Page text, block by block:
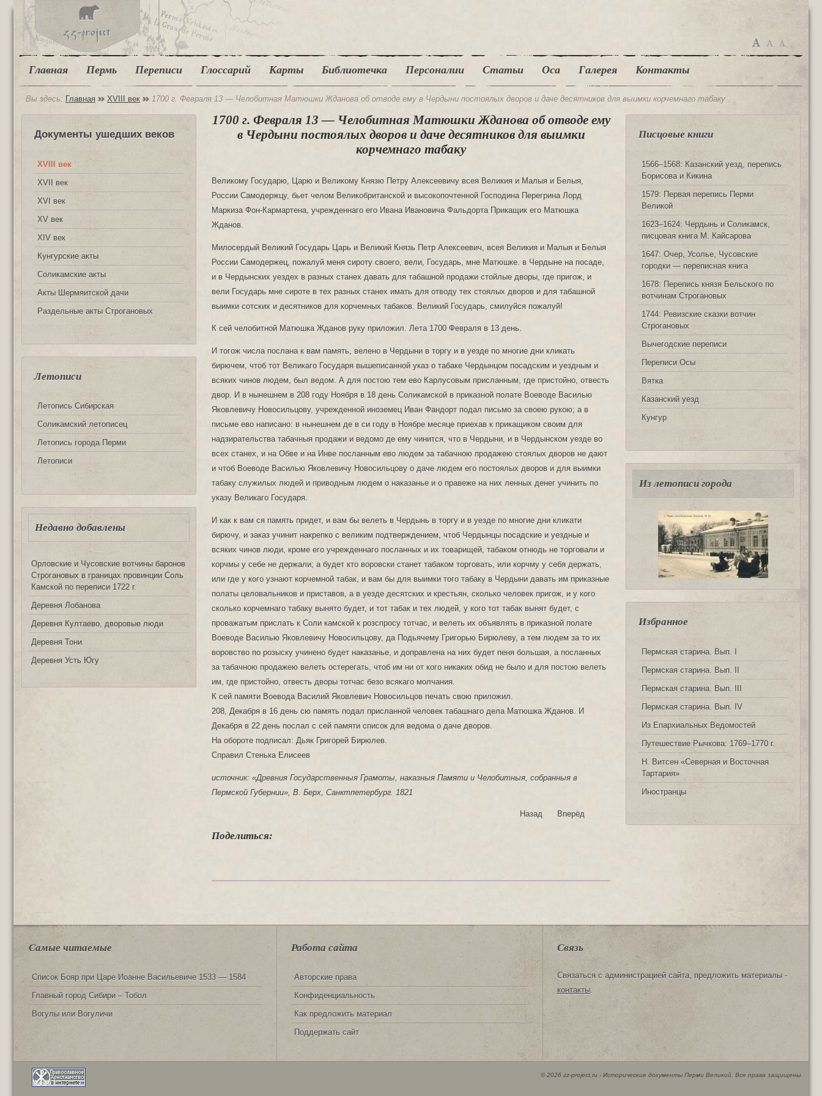
Главная Пермь Переписи Глоссарий Карты Библиотечка Персоналии Статьи Оса Галерея Контакты
Вы здесь: Главная XVIII век 1700 г. Февраля 13 — Челобитная Матюшки Жданова об отводе ему в Чердыни постоялых дворов и даче десятников для выимки корчемнаго табаку
Документы ушедших веков
XVIII век
XVII век
XVI век
XV век
XIV век
Кунгурские акты
Соликамские акты
Акты Шермяитской дачи
Раздельные акты Строгановых
Летописи
Летопись Сибирская
Соликамский летописец
Летопись города Перми
Летописи
Недавно добавлены
Орловские и Чусовские вотчины баронов
Строгановых в границах провинции Соль
Камской по переписи 1722 г.
Деревня Лобанова
Деревня Култаево, дворовые люди
Деревня Тони
Деревня Усть Югу
1700 г. Февраля 13 — Челобитная Матюшки Жданова об отводе ему
в Чердыни постоялых дворов и даче десятников для выимки
корчемнаго табаку
Великому Государю, Царю и Великому Князю Петру Алексеевичу всея Великия и Малыя и Белыя,
России Самодержцу, бьет челом Великобританской и высокопочтенной Господина Перегрина Лорд
Маркиза Фон-Кармартена, учрежденнаго его Ивана Ивановича Фальдорта Прикащик его Матюшка
Жданов.
Милосердый Великий Государь Царь и Великий Князь Петр Алексеевич, всея Великия и Малыя и Белыя
России Самодержец, пожалуй меня сироту своего, вели, Государь, мне Матюшке. в Чердыне на посаде,
и в Чердынских уездех в разных станех давать для табашной продажи стойлые дворы, где пригож, и
вели Государь мне сироте в тех разных станех имать для отводу тех стоялых дворов и для табашной
выимки сотских и десятников для корчемных табаков. Великий Государь, смилуйся пожалуй!
К сей челобитной Матюшка Жданов руку приложил. Лета 1700 Февраля в 13 день.
И тогож числа послана к вам память, велено в Чердыни в торгу и в уезде по многие дни кликать
бирючем, чтоб тот Великаго Государя вышеписанной указ о табаке Чердынцом посадским и уездным и
всяких чинов людем, был ведом. А для постою тем ево Карлусовым присланным, где пристойно, отвесть
двор. И в нынешнем в 208 году Ноября в 18 день Соликамской в приказной полате Воеводе Василью
Яковлевичу Новосильцову, учрежденной иноземец Иван Фандорт подал письмо за своею рукою; а в
письме ево написано: в нынешнем де в си году в Ноябре месяце приехав к прикащиком своим для
надзирательства табачныя продажи и ведомо де ему чинится, что в Чердыни, и в Чердынском уезде во
всех станех, и на Обве и на Инве посланным ево людем за табачною продажею стоялых дворов не дают
и чтоб Воеводе Василью Яковлевичу Новосильцову о даче людем его постоялых дворов и для выимки
табаку служилых людей и приводным людем о наказанье и о правеже на них ленных денег учинить по
указу Великаго Государя.
И как к вам ся память придет, и вам бы велеть в Чердынь в торгу и в уезде по многие дни кликати
бирючу, и заказ учинит накрепко с великим подтверждением, чтоб Чердынцы посадские и уездные и
всяких чинов люди, кроме его учрежденнаго посланных и их товарищей, табаком отнюдь не торговали и
корчмы у себе не держали; а будет кто воровски станет табаком торговать, или корчму у себя держать,
или где у кого узнают корчемной табак, и вам бы для выимки того табаку в Чердыни давать им приказные
полаты целовальников и приставов, а в уезде десятских и крестьян, сколько человек пригож, и у кого
сколько корчемнаго табаку вынято будет, и тот табак и тех людей, у кого тот табак вынят будет, с
проважатым прислать к Соли камской к розспросу тотчас, и велеть их объявлять в приказной полате
Воеводе Василью Яковлевичу Новосильцову, да Подьячему Григорью Бирюлеву, а тем людем за то их
воровство по розыску учинено будет наказанье, и доправлена на них будет пеня большая, а посланных
за табачною продажею велеть остерегать, чтоб им ни от кого никаких обид не было и для постою велеть
им, где пристойно, отвесть дворы тотчас безо всякаго молчания.
К сей памяти Воевода Василий Яковлевич Новосильцов печать свою приложил.
208, Декабря в 16 день сю память подал присланной человек табашнаго дела Матюшка Жданов. И
Декабря в 22 день послал с сей памяти список для ведома о даче дворов.
На обороте подписал: Дьяк Григорей Бирюлев.
Справил Стенька Елисеев
источник: «Древния Государственныя Грамоты, наказныя Памяти и Челобитныя, собранныя в
Пермской Губернии», В. Берх, Санктпетербург. 1821
Назад Вперёд
Поделиться:
Писцовые книги
1566‒1568: Казанский уезд, перепись
Борисова и Кикина
1579: Первая перепись Перми
Великой
1623‒1624: Чердынь и Соликамск,
писцовая книга М. Кайсарова
1647: Очер, Усолье, Чусовские
городки — переписная книга
1678: Перепись князя Бельского по
вотчинам Строгановых
1744: Ревизские сказки вотчин
Строгановых
Вычегодские переписи
Переписи Осы
Вятка
Казанский уезд
Кунгур
Из летописи города
Избранное
Пермская старина. Вып. I
Пермская старина. Вып. II
Пермская старина. Вып. III
Пермская старина. Вып. IV
Из Епархиальных Ведомостей
Путешествие Рычкова: 1769‒1770 г.
Н. Витсен «Северная и Восточная
Тартария»
Иностранцы
Самые читаемые
Список Бояр при Царе Иоанне Васильевиче 1533 — 1584
Главный город Сибири – Тобол
Вогулы или Вогуличи
Работа сайта
Авторские права
Конфиденциальность
Как предложить материал
Поддержать сайт
Связь
Связаться с администрацией сайта, предложить материалы -
контакты.
© 2026 zz-project.ru - Исторические документы Перми Великой. Все права защищены.